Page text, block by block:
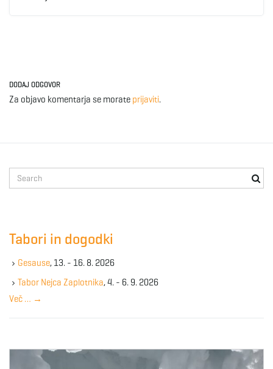
DODAJ ODGOVOR
Za objavo komentarja se morate prijaviti.
e
e
y
w
r
Tabori in dogodki
Gesause, 13. - 16. 8. 2026
Tabor Nejca Zaplotnika, 4. - 6. 9. 2026
Več … →